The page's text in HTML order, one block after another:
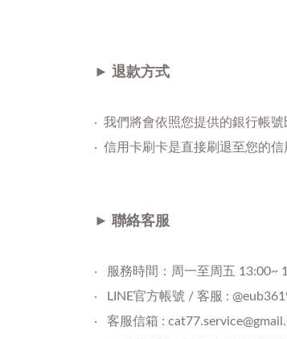
► 退款方式
‧ 我們將會依照您提供的銀行帳號
‧ 信用卡刷卡是直接刷退至您的
► 聯絡客服
‧ 服務時間：周一至周五 13:00~
‧ LINE官方帳號 / 客服 :
‧ 客服信箱 :